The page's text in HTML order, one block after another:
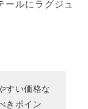
ールにラグジュ
すい価格な
きポイン